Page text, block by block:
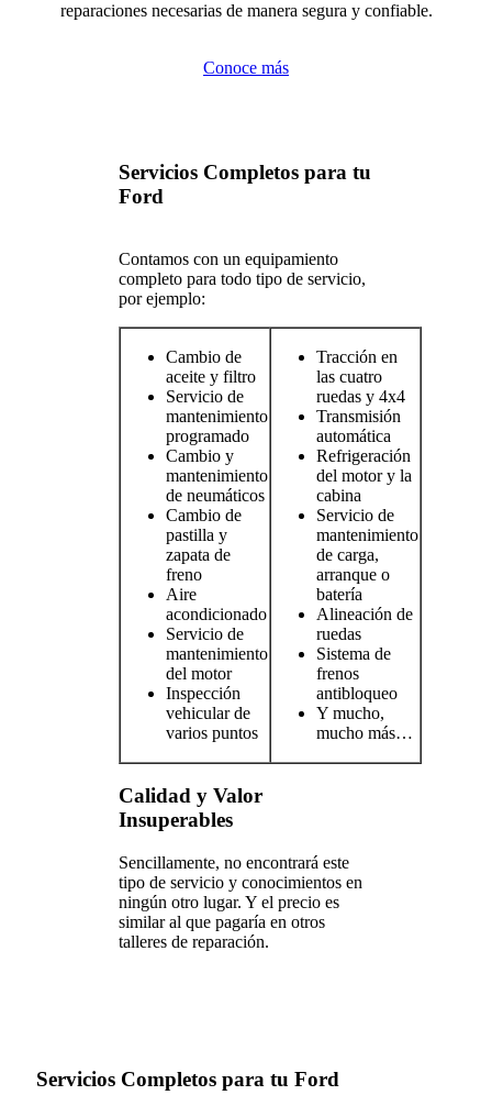
reparaciones necesarias de manera segura y confiable.
Conoce más
Servicios Completos para tu
Ford
Contamos con un equipamiento
completo para todo tipo de servicio,
por ejemplo:
Cambio de
aceite y filtro
Servicio de
mantenimiento
programado
Cambio y
mantenimiento
de neumáticos
Cambio de
pastilla y
zapata de
freno
Aire
acondicionado
Servicio de
mantenimiento
del motor
Inspección
vehicular de
varios puntos
Tracción en
las cuatro
ruedas y 4x4
Transmisión
automática
Refrigeración
del motor y la
cabina
Servicio de
mantenimiento
de carga,
arranque o
batería
Alineación de
ruedas
Sistema de
frenos
antibloqueo
Y mucho,
mucho más…
Calidad y Valor
Insuperables
Sencillamente, no encontrará este
tipo de servicio y conocimientos en
ningún otro lugar. Y el precio es
similar al que pagaría en otros
talleres de reparación.
Servicios Completos para tu Ford